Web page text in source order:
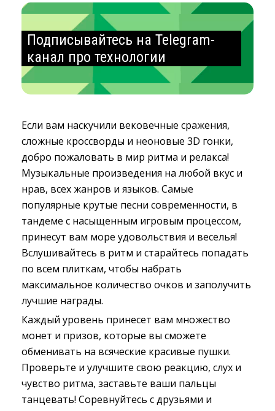
Подписывайтесь на Telegram-
канал про технологии
Если вам наскучили вековечные сражения,
сложные кроссворды и неоновые 3D гонки,
добро пожаловать в мир ритма и релакса!
Музыкальные произведения на любой вкус и
нрав, всех жанров и языков. Самые
популярные крутые песни современности, в
тандеме с насыщенным игровым процессом,
принесут вам море удовольствия и веселья!
Вслушивайтесь в ритм и старайтесь попадать
по всем плиткам, чтобы набрать
максимальное количество очков и заполучить
лучшие награды.
Каждый уровень принесет вам множество
монет и призов, которые вы сможете
обменивать на всяческие красивые пушки.
Проверьте и улучшите свою реакцию, слух и
чувство ритма, заставьте ваши пальцы
танцевать! Соревнуйтесь с друзьями и